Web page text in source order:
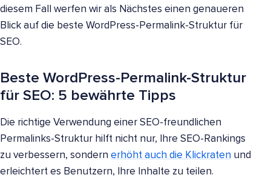
diesem Fall werfen wir als Nächstes einen genaueren
Blick auf die beste WordPress-Permalink-Struktur für
SEO.
Beste WordPress-Permalink-Struktur
für SEO: 5 bewährte Tipps
Die richtige Verwendung einer SEO-freundlichen
Permalinks-Struktur hilft nicht nur, Ihre SEO-Rankings
zu verbessern, sondern erhöht auch die Klickraten und
erleichtert es Benutzern, Ihre Inhalte zu teilen.